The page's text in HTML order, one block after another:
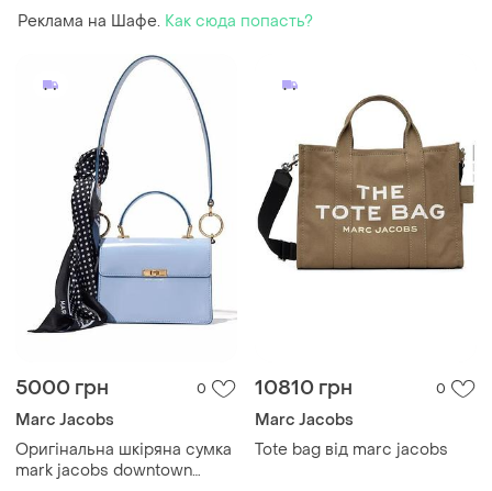
Реклама на Шафе. Как сюда попасть?
5000 грн 0
Marc Jacobs
Оригінальна шкіряна сумка
mark jacobs downtown
10810 грн 0
Marc Jacobs
Tote bag від marc jacobs